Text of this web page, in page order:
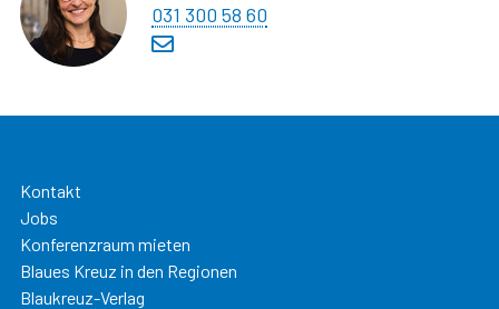
031 300 58 60
Kontakt
Jobs
Konferenzraum mieten
Blaues Kreuz in den Regionen
Blaukreuz-Verlag